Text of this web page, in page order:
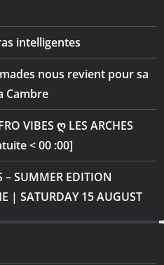
intelligentes
nous revient pour sa
Cambre
VIBES ღ LES ARCHES
< 00 :00]
– SUMMER EDITION
| SATURDAY 15 AUGUST